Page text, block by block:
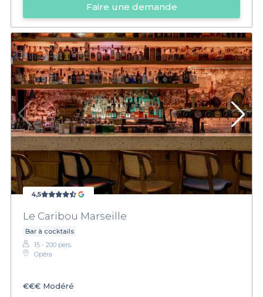
Faire une demande
4,5
Le Caribou Marseille
Bar à cocktails
15 - 200 pers.
Opéra
€€€ Modéré